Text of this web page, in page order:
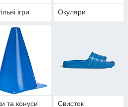
ігри Окуляри
та конуси Свисток